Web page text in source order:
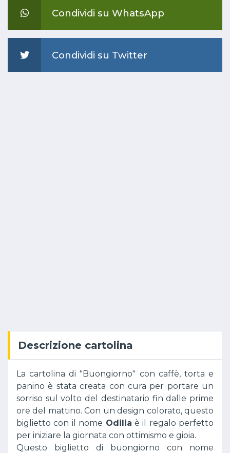
Condividi su WhatsApp
Condividi su Twitter
Descrizione cartolina
La cartolina di "Buongiorno" con caffè, torta e
panino è stata creata con cura per portare un
sorriso sul volto del destinatario fin dalle prime
ore del mattino. Con un design colorato, questo
biglietto con il nome Odilia è il regalo perfetto
per iniziare la giornata con ottimismo e gioia.
Questo biglietto di buongiorno con nome